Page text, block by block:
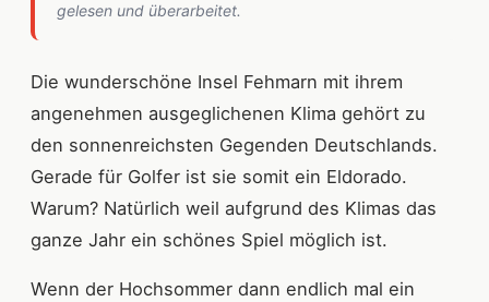
gelesen und überarbeitet.
Die wunderschöne Insel Fehmarn mit ihrem
angenehmen ausgeglichenen Klima gehört zu
den sonnenreichsten Gegenden Deutschlands.
Gerade für Golfer ist sie somit ein Eldorado.
Warum? Natürlich weil aufgrund des Klimas das
ganze Jahr ein schönes Spiel möglich ist.
Wenn der Hochsommer dann endlich mal ein